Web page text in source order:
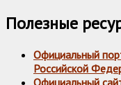
Полезные
Официальный
Российской